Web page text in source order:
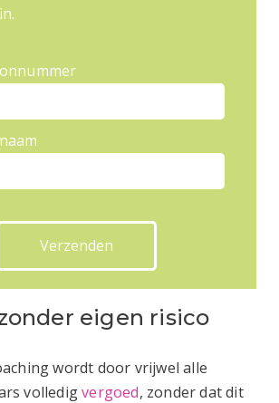
eigen risico
wordt door vrijwel alle
volledigvergoed, zonder dat dit